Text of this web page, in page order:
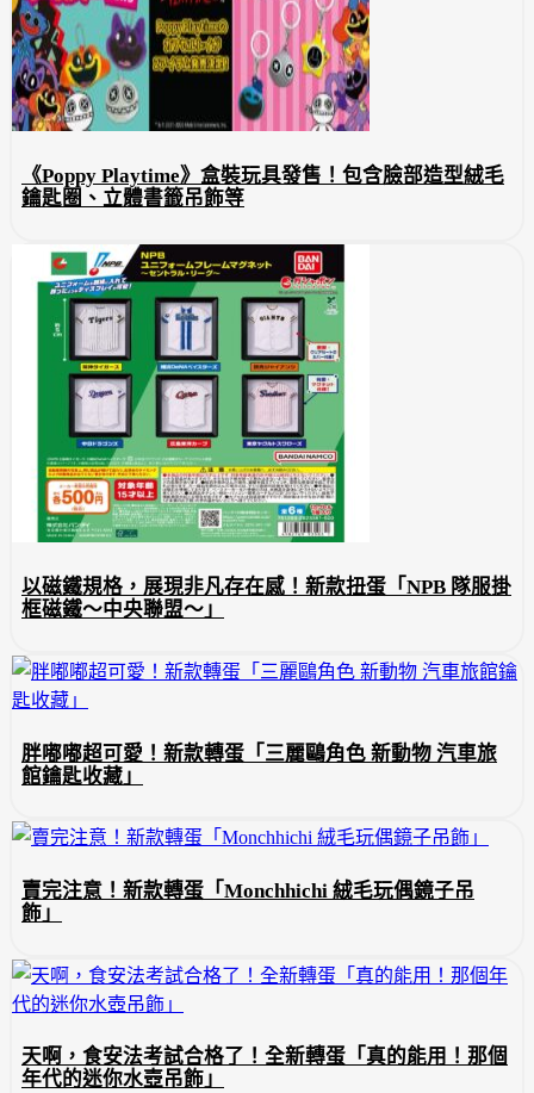
《Poppy Playtime》盒裝玩具發售！包含臉部造型絨毛
鑰匙圈、立體書籤吊飾等
以磁鐵規格，展現非凡存在感！新款扭蛋「NPB 隊服掛
框磁鐵～中央聯盟～」
胖嘟嘟超可愛！新款轉蛋「三麗鷗角色 新動物 汽車旅
館鑰匙收藏」
賣完注意！新款轉蛋「Monchhichi 絨毛玩偶鏡子吊
飾」
天啊，食安法考試合格了！全新轉蛋「真的能用！那個
年代的迷你水壺吊飾」